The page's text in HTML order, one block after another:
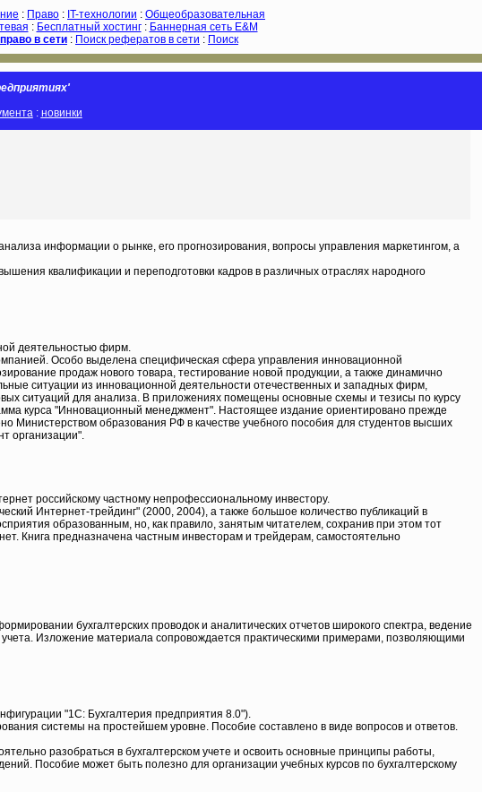
: Право : IT-технологии : Общеобразовательная
: Бесплатный хостинг: Баннерная сеть E&M
в сети : Поиск рефератов в сети : Поиск
: новинки
информации о рынке, его прогнозирования, вопросы управления маркетингом, а
квалификации и переподготовки кадров в различных отраслях народного
деятельностью фирм.
Особо выделена специфическая сфера управления инновационной
продаж нового товара, тестирование новой продукции, а также динамично
ситуации из инновационной деятельности отечественных и западных фирм,
ситуаций для анализа. В приложениях помещены основные схемы и тезисы по курсу
курса "Инновационный менеджмент". Настоящее издание ориентировано прежде
Министерством образования РФ в качестве учебного пособия для студентов высших
организации".
российскому частному непрофессиональному инвестору.
Интернет-трейдинг" (2000, 2004), а также большое количество публикаций в
образованным, но, как правило, занятым читателем, сохранив при этом тот
Книга предназначена частным инвесторам и трейдерам, самостоятельно
бухгалтерских проводок и аналитических отчетов широкого спектра, ведение
учета. Изложение материала сопровождается практическими примерами, позволяющими
"1С: Бухгалтерия предприятия 8.0").
системы на простейшем уровне. Пособие составлено в виде вопросов и ответов.
разобраться в бухгалтерском учете и освоить основные принципы работы,
Пособие может быть полезно для организации учебных курсов по бухгалтерскому